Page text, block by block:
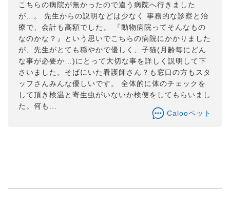
こちらの病院が無かったので違う病院へ行きました
が…。 先生からの説明などは少なく 事務的な診察と治
療で、会計も高額でした。 『動物病院ってそんなもの
なのかな？』という思いでこちらの病院にかかりました
が、先生がとても穏やかで優しく、子猫(月齢毎にどん
な事が必要か…)にとって大切な事を詳しく説明して下
さいました。そばにいた看護師さん？も窓口の方もスタ
ッフさんみんな優しいです。 全体的に体のチェックを
して頂き検温と寄生虫がいないか検便をしてもらいまし
た。何も...
Calooペット